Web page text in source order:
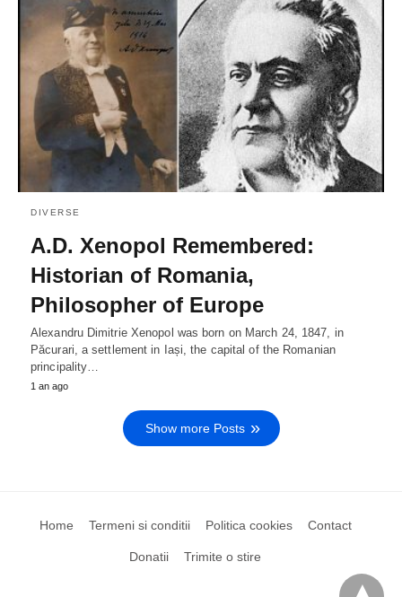
DIVERSE
A.D. Xenopol Remembered:
Historian of Romania,
Philosopher of Europe
Alexandru Dimitrie Xenopol was born on March 24, 1847, in
Păcurari, a settlement in Iași, the capital of the Romanian
principality…
1 an ago
Show more Posts
Home Termeni si conditii Politica cookies Contact
Donatii Trimite o stire